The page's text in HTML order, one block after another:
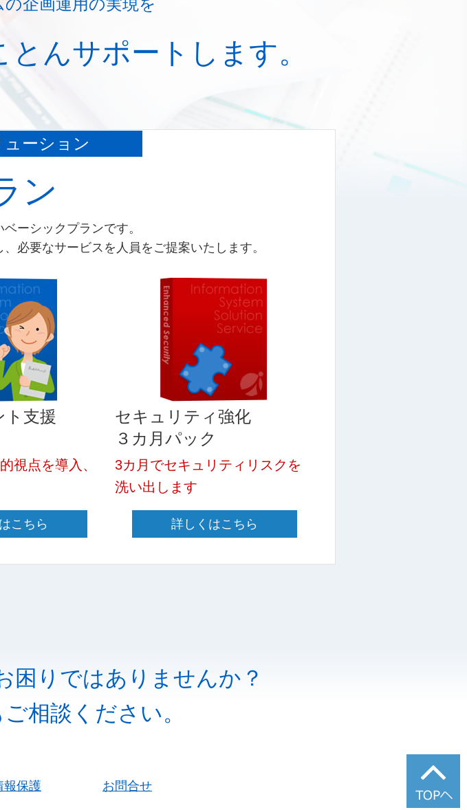
とんサポートします。
ーション
ン
ーシックプランです。
必要なサービスを人員をご提案いたします。
ト支援
視点を導入、
こちら
セキュリティ強化
３カ月パック
3カ月でセキュリティリスクを
洗い出します
詳しくはこちら
困りではありませんか？
相談ください。
報保護 お問合せ